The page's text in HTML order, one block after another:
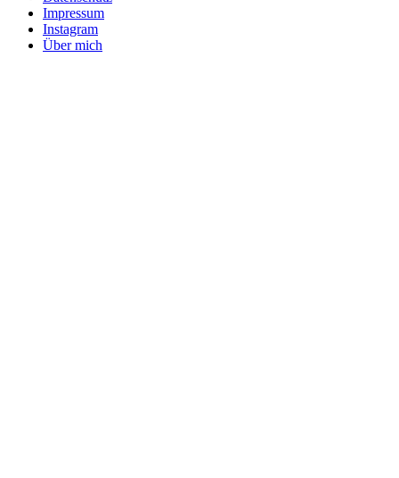
Impressum
Instagram
Über mich